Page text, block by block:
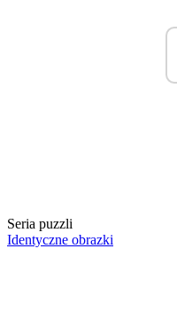
Seria puzzli
Identyczne obrazki